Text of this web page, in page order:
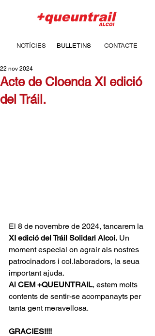
CONTACTE
BULLETINS
NOTÍCIES
Acte de Cloenda XI edició
del Tráil.
22 nov 2024
El 8 de novembre de 2024, tancarem la
XI edició del Tráil Solidari Alcoi. Un
moment especial on agrair als nostres
patrocinadors i col.laboradors, la seua
important ajuda.
Al CEM +QUEUNTRAIL, estem molts
contents de sentir-se acompanayts per
tanta gent meravellosa.
GRACIES!!!!